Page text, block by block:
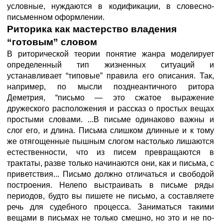
условные, нуждаются в кодификации, в словесно-
письменном оформлении.
Риторика как мастерство владения
“готовым” словом
В риторической теории понятие жанра моделирует
определенный тип жизненных ситуаций и
устанавливает “типовые” правила его описания. Так,
например, по мысли позднеантичного ритора
Деметрия, “письмо — это сжатое выражение
дружеского расположения и рассказ о простых вещах
простыми словами. ...В письме одинаково важны и
слог его, и длина. Письма слишком длинные и к тому
же отягощенные пышным слогом настолько лишаются
естественности, что из писем превращаются в
трактаты, разве только начинаются они, как и письма, с
приветствия... Письмо должно отличаться и свободой
построения. Нелепо выстраивать в письме ряды
периодов, будто вы пишете не письмо, а составляете
речь для судебного процесса. Заниматься такими
вещами в письмах не только смешно, но это и не по-